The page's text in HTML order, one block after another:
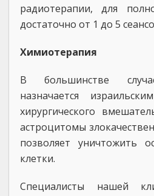
радиотерапии, для
достаточно от 1 до 5
Химиотерапия
В большинстве
назначается
хирургического
астроцитомы
позволяет уничтожить
клетки.
Специалисты нашей